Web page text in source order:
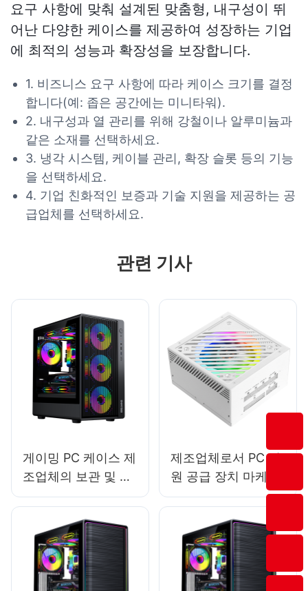
요구 사항에 맞춰 설계된 맞춤형, 내구성이 뛰
어난 다양한 케이스를 제공하여 성장하는 기업
에 최적의 성능과 확장성을 보장합니다.
1. 비즈니스 요구 사항에 따라 케이스 크기를 결정
합니다(예: 좁은 공간에는 미니타워).
2. 내구성과 열 관리를 위해 강철이나 알루미늄과
같은 소재를 선택하세요.
3. 냉각 시스템, 케이블 관리, 확장 슬롯 등의 기능
을 선택하세요.
4. 기업 친화적인 보증과 기술 지원을 제공하는 공
급업체를 선택하세요.
관련 기사
게이밍 PC 케이스 제
조업체의 보관 및 물
류 문제 해결 방안
제조업체로서 PC 전
원 공급 장치 마케팅
을 위한 최고의 전략